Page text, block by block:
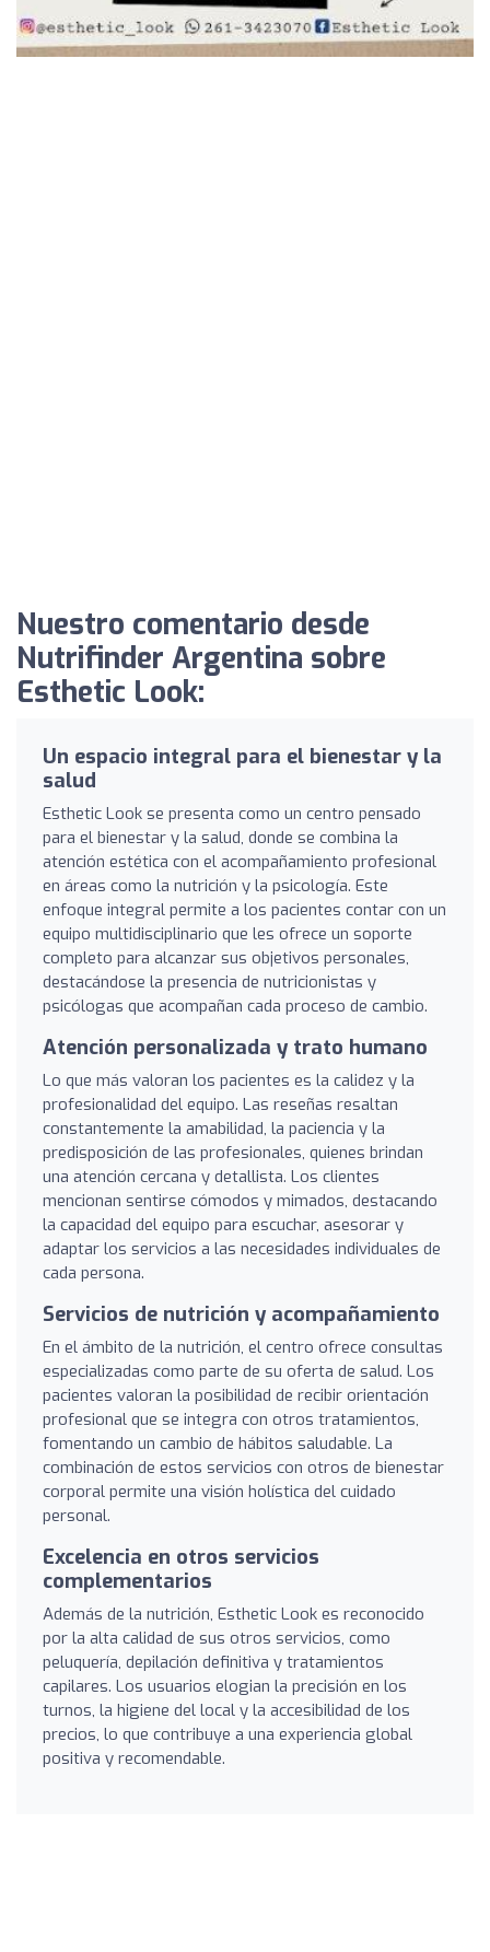
Nuestro comentario desde
Nutrifinder Argentina sobre
Esthetic Look:
Un espacio integral para el bienestar y la
salud
Esthetic Look se presenta como un centro pensado
para el bienestar y la salud, donde se combina la
atención estética con el acompañamiento profesional
en áreas como la nutrición y la psicología. Este
enfoque integral permite a los pacientes contar con un
equipo multidisciplinario que les ofrece un soporte
completo para alcanzar sus objetivos personales,
destacándose la presencia de nutricionistas y
psicólogas que acompañan cada proceso de cambio.
Atención personalizada y trato humano
Lo que más valoran los pacientes es la calidez y la
profesionalidad del equipo. Las reseñas resaltan
constantemente la amabilidad, la paciencia y la
predisposición de las profesionales, quienes brindan
una atención cercana y detallista. Los clientes
mencionan sentirse cómodos y mimados, destacando
la capacidad del equipo para escuchar, asesorar y
adaptar los servicios a las necesidades individuales de
cada persona.
Servicios de nutrición y acompañamiento
En el ámbito de la nutrición, el centro ofrece consultas
especializadas como parte de su oferta de salud. Los
pacientes valoran la posibilidad de recibir orientación
profesional que se integra con otros tratamientos,
fomentando un cambio de hábitos saludable. La
combinación de estos servicios con otros de bienestar
corporal permite una visión holística del cuidado
personal.
Excelencia en otros servicios
complementarios
Además de la nutrición, Esthetic Look es reconocido
por la alta calidad de sus otros servicios, como
peluquería, depilación definitiva y tratamientos
capilares. Los usuarios elogian la precisión en los
turnos, la higiene del local y la accesibilidad de los
precios, lo que contribuye a una experiencia global
positiva y recomendable.